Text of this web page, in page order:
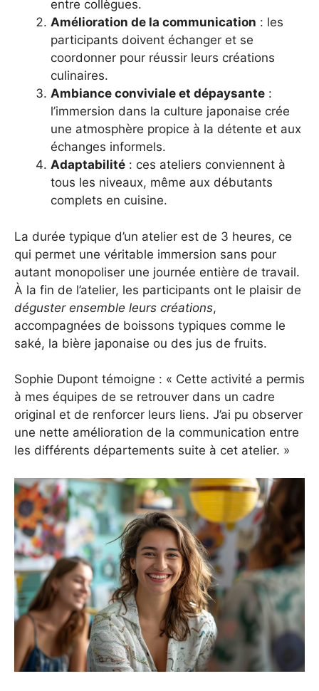
entre collègues.
Amélioration de la communication : les
participants doivent échanger et se
coordonner pour réussir leurs créations
culinaires.
Ambiance conviviale et dépaysante :
l’immersion dans la culture japonaise crée
une atmosphère propice à la détente et aux
échanges informels.
Adaptabilité : ces ateliers conviennent à
tous les niveaux, même aux débutants
complets en cuisine.
La durée typique d’un atelier est de 3 heures, ce
qui permet une véritable immersion sans pour
autant monopoliser une journée entière de travail.
À la fin de l’atelier, les participants ont le plaisir de
déguster ensemble leurs créations,
accompagnées de boissons typiques comme le
saké, la bière japonaise ou des jus de fruits.
Sophie Dupont témoigne : « Cette activité a permis
à mes équipes de se retrouver dans un cadre
original et de renforcer leurs liens. J’ai pu observer
une nette amélioration de la communication entre
les différents départements suite à cet atelier. »